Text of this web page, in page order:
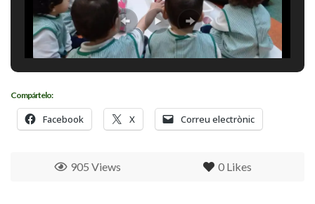
Compártelo:
Facebook X Correu electrònic
0 Likes
905 Views